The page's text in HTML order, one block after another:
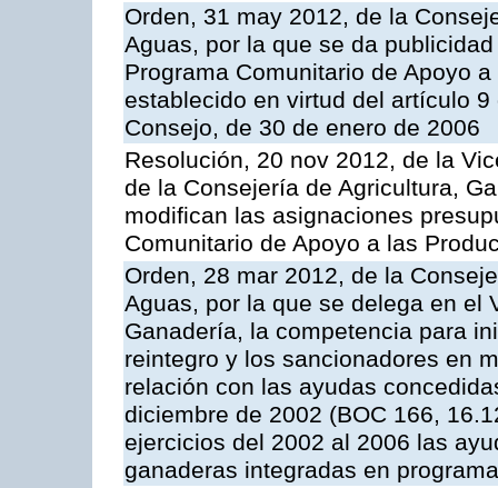
Orden, 31 may 2012, de la
Aguas, por la que se da
Programa Comunitario de Apoyo
establecido en virtud del artículo
Consejo, de 30 de enero de 2006
Resolución, 20 nov 2012, de la
de la Consejería de Agricultura,
modifican las asignaciones
Comunitario de Apoyo a las
Orden, 28 mar 2012, de la
Aguas, por la que se delega en el
Ganadería, la competencia para
reintegro y los sancionadores en
relación con las ayudas
diciembre de 2002 (BOC 166,
ejercicios del 2002 al 2006 las
ganaderas integradas en